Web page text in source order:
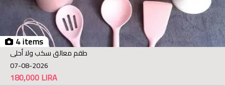
4 items
طقم معالق سكب ولا أحلى
07-08-2026
LIRA
180,000